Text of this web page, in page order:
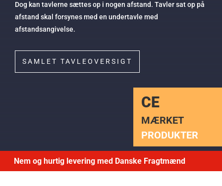
Dog kan tavlerne sættes op i nogen afstand. Tavler sat op på
afstand skal forsynes med en undertavle med
afstandsangivelse.
SAMLET TAVLEOVERSIGT
CE
MÆRKET
PRODUKTER
Nem og hurtig levering med Danske Fragtmænd